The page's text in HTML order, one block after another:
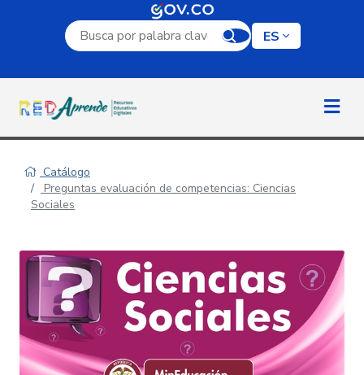
Campo de búsqueda por palabra clave
ES
Catálogo
Preguntas evaluación de competencias: Ciencias
Sociales